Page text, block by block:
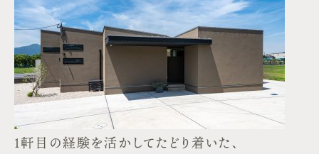
1軒目の経験を活かしてたどり着いた、